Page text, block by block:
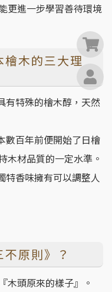
更進一步學習善待環境
木的三大理
有特殊的檜木醇，天然
數百年前便開始了日檜
木材品質的一定水準。
特香味擁有可以調整人
原則》？
木頭原來的樣子』。
0